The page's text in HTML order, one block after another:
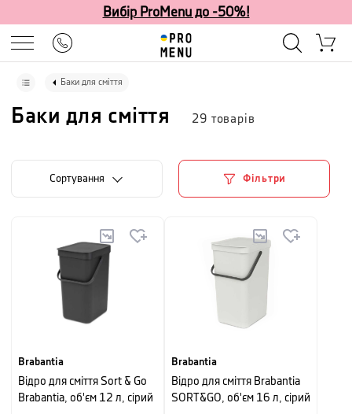
Вибір ProMenu до -50%!
Баки для сміття
Баки для сміття 29 товарів
Сортування Фільтри
Brabantia
Відро для сміття Sort & Go
Brabantia, об'єм 12 л, сірий
Brabantia
Відро для сміття Brabantia
SORT&GO, об'єм 16 л, сірий